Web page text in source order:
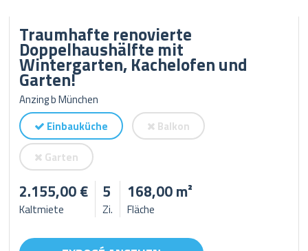
Traumhafte renovierte
Doppelhaushälfte mit
Wintergarten, Kachelofen und
Garten!
Anzing b München
Einbauküche
Balkon
Garten
2.155,00 €
Kaltmiete
5
Zi.
168,00 m²
Fläche